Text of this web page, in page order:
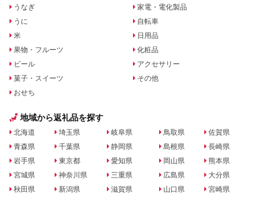
うなぎ
うに
米
果物・フルーツ
ビール
菓子・スイーツ
おせち
家電・電化製品
自転車
日用品
化粧品
アクセサリー
その他
地域から返礼品を探す
北海道
青森県
岩手県
宮城県
秋田県
埼玉県
千葉県
東京都
神奈川県
新潟県
岐阜県
静岡県
愛知県
三重県
滋賀県
鳥取県
島根県
岡山県
広島県
山口県
佐賀県
長崎県
熊本県
大分県
宮崎県